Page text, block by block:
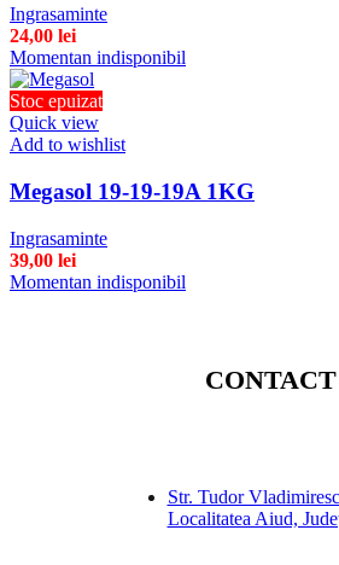
Ingrasaminte
24,00 lei
Momentan indisponibil
Stoc epuizat
Quick view
Add to wishlist
Megasol 19-19-19A 1KG
Ingrasaminte
39,00 lei
Momentan indisponibil
CONTACT
Str. Tudor
Localitatea Aiud,